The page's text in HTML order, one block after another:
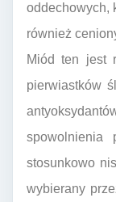
oddechowych,
również
Miód ten jest
pierwiastków
spowolnienia
stosunkowo
wybierany